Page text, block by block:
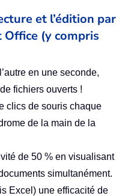
et l’édition par
(y compris
en une seconde,
fichiers ouverts !
clics de souris chaque
de la main de la
de 50 % en visualisant
simultanément.
Excel) une efficacité de